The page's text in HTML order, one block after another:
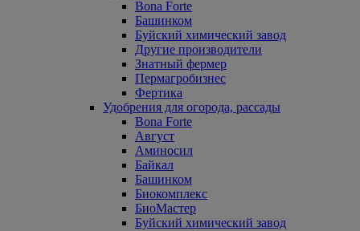
Bona Forte
Башинком
Буйский химический завод
Другие производители
Знатный фермер
Пермагробизнес
Фертика
Удобрения для огорода, рассады
Bona Forte
Август
Аминосил
Байкал
Башинком
Биокомплекс
БиоМастер
Буйский химический завод